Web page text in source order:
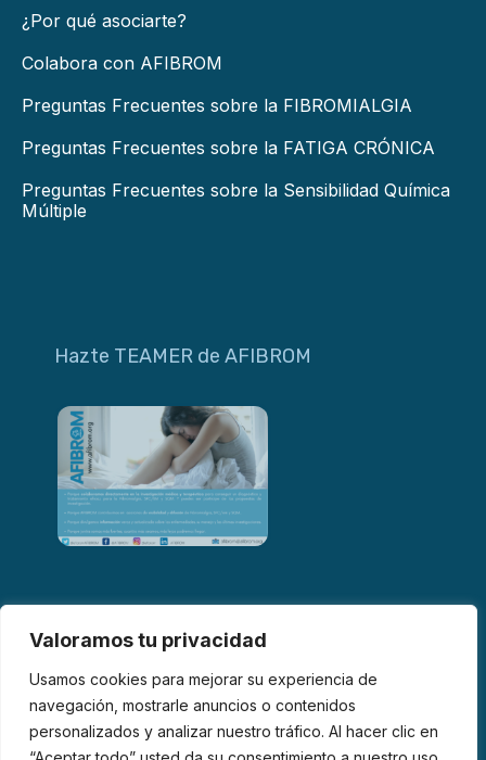
Valoramos tu privacidad
Usamos cookies para mejorar su experiencia de
navegación, mostrarle anuncios o contenidos
personalizados y analizar nuestro tráfico. Al hacer clic en
¿Por qué asociarte?
Colabora con AFIBROM
Preguntas Frecuentes sobre la FIBROMIALGIA
Preguntas Frecuentes sobre la FATIGA CRÓNICA
Preguntas Frecuentes sobre la Sensibilidad Química
Múltiple
Hazte TEAMER de AFIBROM
© 2026 AFIBROM. Todos los derechos reservados.